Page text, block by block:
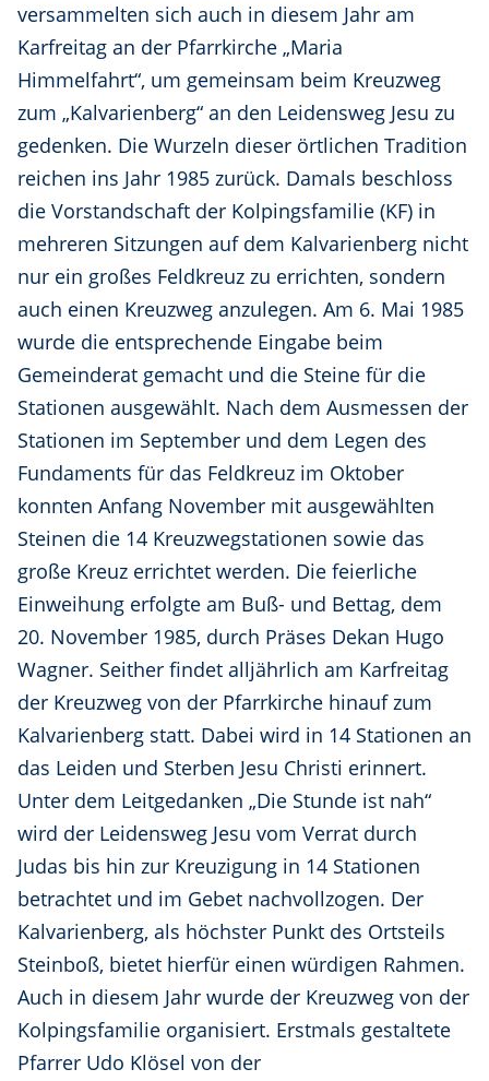
versammelten sich auch in diesem Jahr am
Karfreitag an der Pfarrkirche „Maria
Himmelfahrt“, um gemeinsam beim Kreuzweg
zum „Kalvarienberg“ an den Leidensweg Jesu zu
gedenken. Die Wurzeln dieser örtlichen Tradition
reichen ins Jahr 1985 zurück. Damals beschloss
die Vorstandschaft der Kolpingsfamilie (KF) in
mehreren Sitzungen auf dem Kalvarienberg nicht
nur ein großes Feldkreuz zu errichten, sondern
auch einen Kreuzweg anzulegen. Am 6. Mai 1985
wurde die entsprechende Eingabe beim
Gemeinderat gemacht und die Steine für die
Stationen ausgewählt. Nach dem Ausmessen der
Stationen im September und dem Legen des
Fundaments für das Feldkreuz im Oktober
konnten Anfang November mit ausgewählten
Steinen die 14 Kreuzwegstationen sowie das
große Kreuz errichtet werden. Die feierliche
Einweihung erfolgte am Buß- und Bettag, dem
20. November 1985, durch Präses Dekan Hugo
Wagner. Seither findet alljährlich am Karfreitag
der Kreuzweg von der Pfarrkirche hinauf zum
Kalvarienberg statt. Dabei wird in 14 Stationen an
das Leiden und Sterben Jesu Christi erinnert.
Unter dem Leitgedanken „Die Stunde ist nah“
wird der Leidensweg Jesu vom Verrat durch
Judas bis hin zur Kreuzigung in 14 Stationen
betrachtet und im Gebet nachvollzogen. Der
Kalvarienberg, als höchster Punkt des Ortsteils
Steinboß, bietet hierfür einen würdigen Rahmen.
Auch in diesem Jahr wurde der Kreuzweg von der
Kolpingsfamilie organisiert. Erstmals gestaltete
Pfarrer Udo Klösel von der